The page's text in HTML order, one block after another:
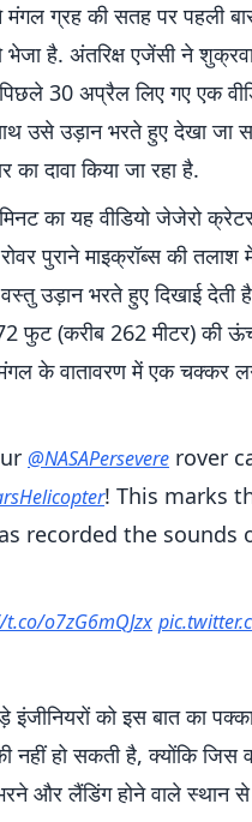
मंगल ग्रह की सतह पर पहली
भेजा है. अंतरिक्ष एजेंसी ने
पिछले 30 अप्रैल लिए गए एक
उसे उड़ान भरते हुए देखा जा
दावा किया जा रहा है.
का यह वीडियो जेजेरो
पुराने माइक्रॉब्स की
वस्तु उड़ान भरते हुए दिखाई
फुट (करीब 262 मीटर) की
के वातावरण में एक चक्कर
@NASAPersevere rover
! This marks
recorded the sounds
o7zG6mQJzx
को इस बात का
हो सकती है, क्योंकि जिस
और लैंडिंग होने वाले स्थान